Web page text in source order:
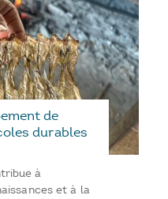
de
durables
à
et à la